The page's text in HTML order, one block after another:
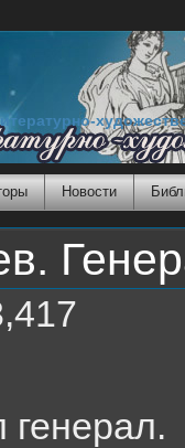
Новости
генерал.